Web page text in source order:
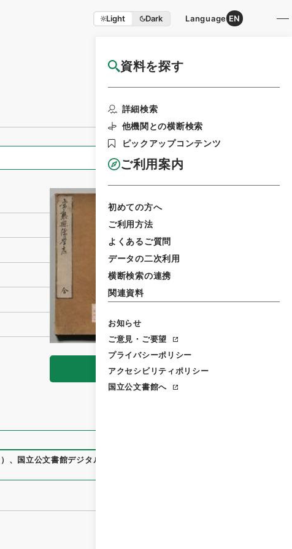
Light Dark Language EN
資料を探す
詳細検索
他機関との横断検索
ピックアップコンテンツ
ご利用案内
初めての方へ
ご利用方法
よくあるご質問
データの二次利用
横断検索の連携
関連資料
お知らせ
ご意見・ご要望
プライバシーポリシー
アクセシビリティポリシー
国立公文書館へ
国立公文書館HP利用案内
全ての情報
閲覧
） 、 国立公文書館デジタルアーカイブ